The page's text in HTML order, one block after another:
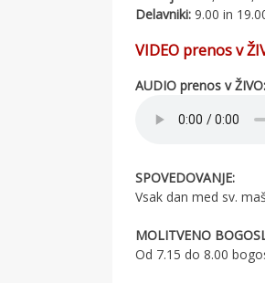
Delavniki: 9.00 in
VIDEO prenos v
AUDIO prenos v ŽIVO:
SPOVEDOVANJE:
Vsak dan med sv.
MOLITVENO
Od 7.15 do 8.00